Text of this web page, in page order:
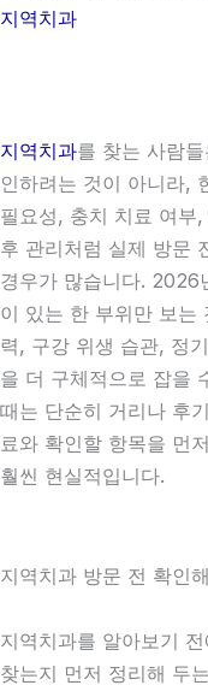
지역치과
지역치과를 찾는 사람
인하려는 것이 아니라,
필요성, 충치 치료 여부
후 관리처럼 실제 방문
경우가 많습니다. 2026
이 있는 한 부위만 보는
력, 구강 위생 습관, 정
을 더 구체적으로 잡을
때는 단순히 거리나 후
료와 확인할 항목을 먼
훨씬 현실적입니다.
지역치과 방문 전 확인
지역치과를 알아보기
찾는지 먼저 정리해 두